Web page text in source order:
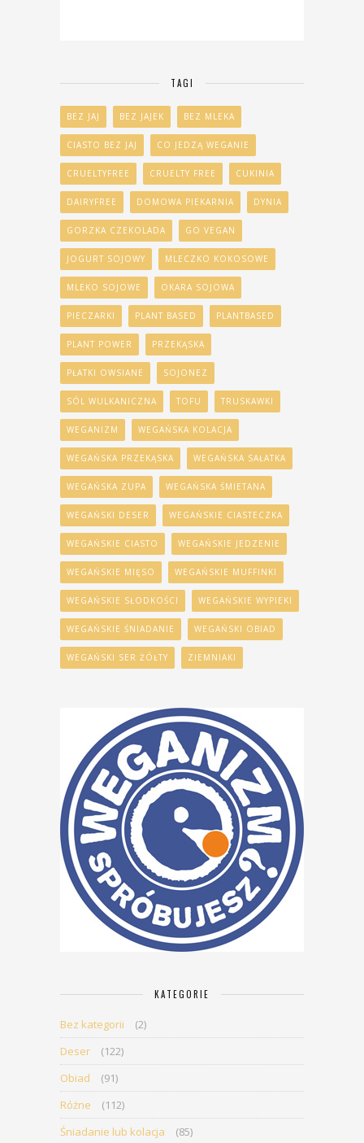
TAGI
BEZ JAJ BEZ JAJEK BEZ MLEKA
CIASTO BEZ JAJ CO JEDZĄ WEGANIE
CRUELTYFREE CRUELTY FREE CUKINIA
DAIRYFREE DOMOWA PIEKARNIA DYNIA
GORZKA CZEKOLADA GO VEGAN
JOGURT SOJOWY MLECZKO KOKOSOWE
MLEKO SOJOWE OKARA SOJOWA
PIECZARKI PLANT BASED PLANTBASED
PLANT POWER PRZEKĄSKA
PŁATKI OWSIANE SOJONEZ
SÓL WULKANICZNA TOFU TRUSKAWKI
WEGANIZM WEGAŃSKA KOLACJA
WEGAŃSKA PRZEKĄSKA WEGAŃSKA SAŁATKA
WEGAŃSKA ZUPA WEGAŃSKA ŚMIETANA
WEGAŃSKI DESER WEGAŃSKIE CIASTECZKA
WEGAŃSKIE CIASTO WEGAŃSKIE JEDZENIE
WEGAŃSKIE MIĘSO WEGAŃSKIE MUFFINKI
WEGAŃSKIE SŁODKOŚCI WEGAŃSKIE WYPIEKI
WEGAŃSKIE ŚNIADANIE WEGAŃSKI OBIAD
WEGAŃSKI SER ŻÓŁTY ZIEMNIAKI
KATEGORIE
Bez kategorii
(2)
Deser
(122)
Obiad
(91)
Różne
(112)
Śniadanie lub kolacja
(85)